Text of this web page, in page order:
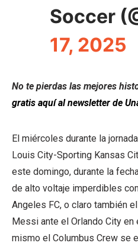
Soccer
17, 2025
No te pierdas las mejores
gratis aquí al newsletter de
El miércoles durante la
Louis City-Sporting Kansas
este domingo, durante la
de alto voltaje imperdibles
Angeles FC, o claro también
Messi ante el Orlando City
mismo el Columbus Crew se